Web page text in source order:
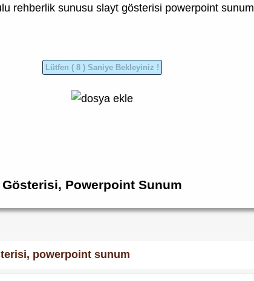
rehberlik sunusu slayt gösterisi powerpoint sunum
Powerpoint Sunum
powerpoint sunum